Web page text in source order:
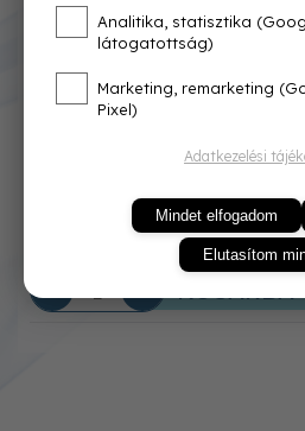
Cikkszám: 0006516
Azonnal raktárról
2 501 Ft
KOSÁRBA
Analitika, statisztika
látogatottság)
Marketing, remarketing
Pixel)
Adatkezelési
Mindet elfogadom
Elutasítom